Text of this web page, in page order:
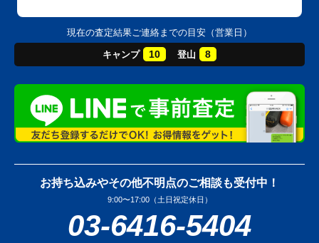
現在の査定結果ご連絡までの目安（営業日）
キャンプ 10 登山 8
お持ち込みやその他不明点のご相談も受付中！
9:00〜17:00（土日祝定休日）
03-6416-5404